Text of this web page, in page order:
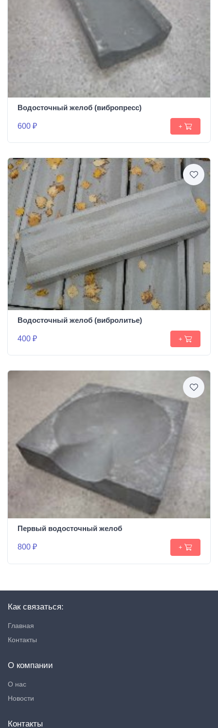
Водосточный желоб (вибропресс)
600 ₽ +
Водосточный желоб (вибролитье)
400 ₽ +
Первый водосточный желоб
800 ₽ +
Как связаться:
Главная
Контакты
О компании
О нас
Новости
Контакты